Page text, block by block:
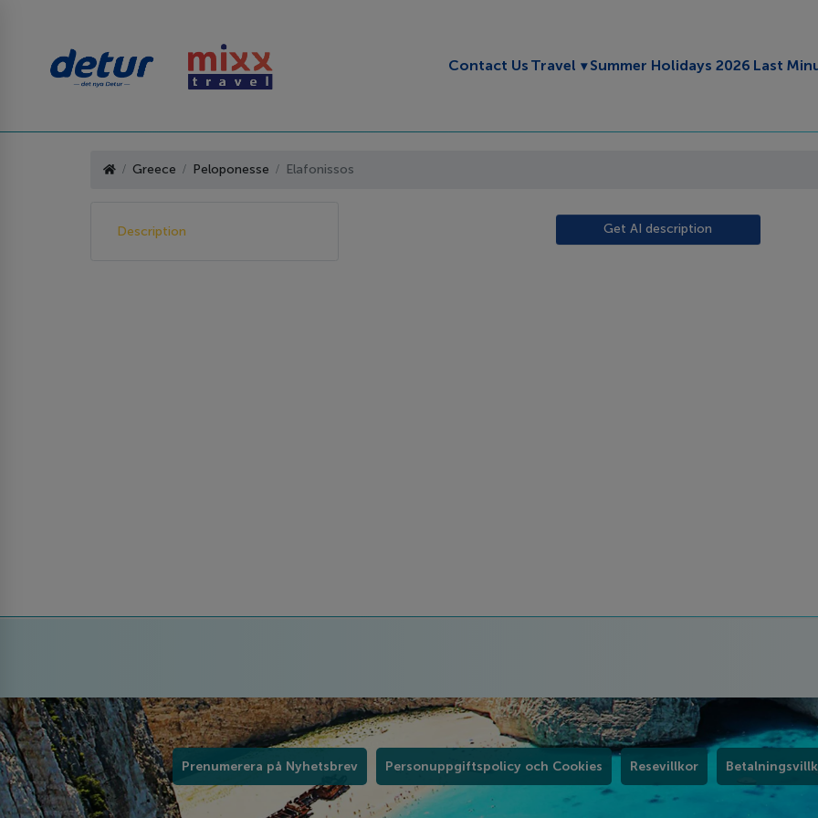
Contact Us Travel Toggle submenu
Summer Holidays 2026 Last
Greece Peloponesse Elafonissos
Description Get AI description
Prenumerera på Nyhetsbrev Personuppgiftspolicy och Cookies Resevillkor